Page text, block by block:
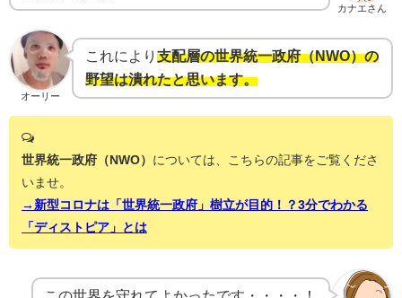
カナエさん
オーリー
これにより 支配層の世界統一政府（NWO）の
野望は潰れたと思います。
世界統一政府（NWO） については、こちらの記事をご覧くださ
いませ。
→新型コロナは「世界統一政府」樹立が目的！？3分でわかる
「ディストピア」とは